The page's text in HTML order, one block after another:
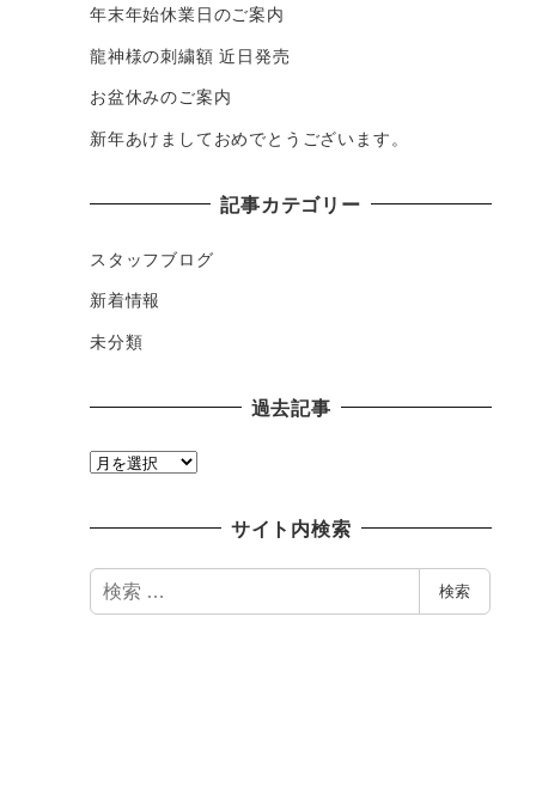
年末年始休業日のご案内
龍神様の刺繍額 近日発売
お盆休みのご案内
新年あけましておめでとうございます。
記事カテゴリー
スタッフブログ
新着情報
未分類
過去記事
過
サイト内検索
検
索
検索